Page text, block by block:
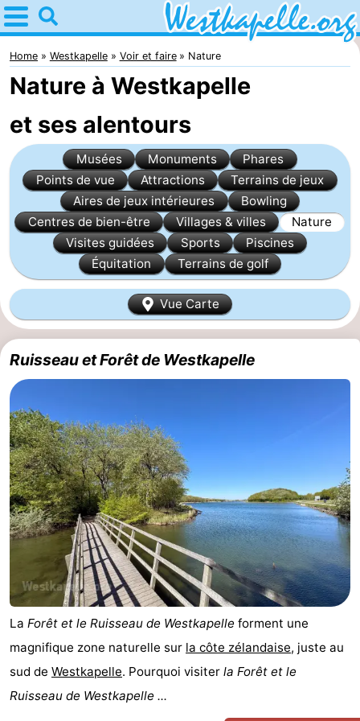
Home
Westkapelle
Astuces
Avec
les
Passer
nuit
Appartements
Duinweg
-
Résidence
Wijngaerde
Campings
Chaumières
-
Buitenhof
Domburg
-
De
Boomgaard
-
De
Zandput
-
Hof
Domburg
-
Joossesweg
Résidence
Wijngaerde
Hôtels
Last
minutes
Plages
Voir
Home Westkapelle Voir et faire Nature
Nature à Westkapelle
et ses alentours
Musées Monuments
Phares
Points de vue
Attractions
Terrains de jeux
Aires de jeux intérieures
Bowling
Centres de bien-être
Villages & villes
Nature
Visites guidées
Sports
Piscines
Équitation
Terrains de golf
Vue Carte
Ruisseau et Forêt de Westkapelle
La Forêt et le Ruisseau de Westkapelle forment une
magnifique zone naturelle sur la côte zélandaise, juste au
sud de Westkapelle. Pourquoi visiter la Forêt et le
Ruisseau de Westkapelle ...